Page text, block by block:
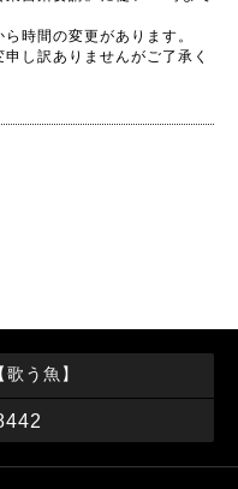
時間の変更があります。
し訳ありませんがご了承く
う魚】